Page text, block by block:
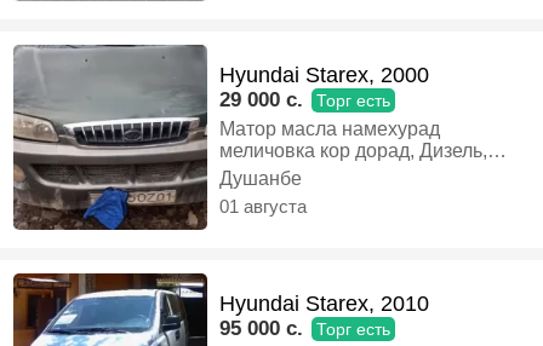
Hyundai Starex, 2000
29 000 c. Торг есть
Матор масла намехурад
меличовка кор дорад, Дизель,
Механика, Микроавтобус
Душанбе
01 августа
Hyundai Starex, 2010
95 000 c. Торг есть